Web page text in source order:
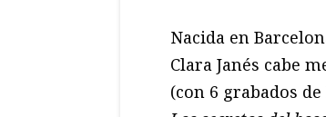
Nacida en
Clara Janés cabe
(con 6 grabados